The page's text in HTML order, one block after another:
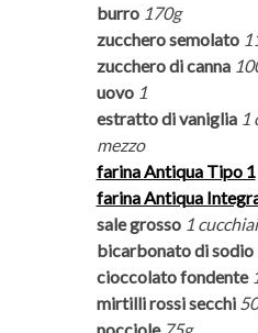
burro 170g
zucchero semolato
zucchero di canna
uovo 1
estratto di vaniglia 1
mezzo
farina Antiqua Tipo 1
farina Antiqua
sale grosso 1
bicarbonato di sodio
cioccolato fondente
mirtilli rossi secchi